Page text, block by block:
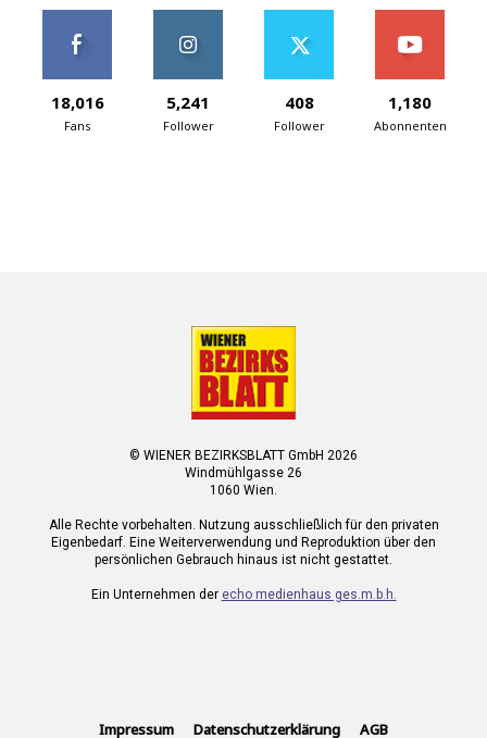
18,016
Fans
5,241
Follower
408
Follower
1,180
Abonnenten
© WIENER BEZIRKSBLATT GmbH 2026
Windmühlgasse 26
1060 Wien.
Alle Rechte vorbehalten. Nutzung ausschließlich für den privaten
Eigenbedarf. Eine Weiterverwendung und Reproduktion über den
persönlichen Gebrauch hinaus ist nicht gestattet.
Ein Unternehmen der echo medienhaus ges.m.b.h.
Impressum Datenschutzerklärung AGB